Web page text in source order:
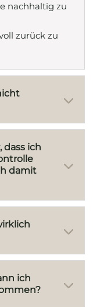
nachhaltig zu
zurück zu
dass ich
damit
ich